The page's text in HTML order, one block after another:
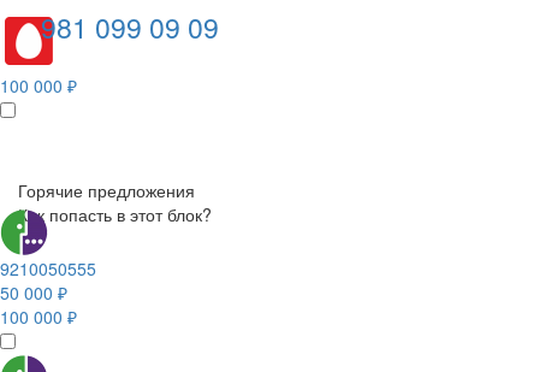
981 099 09 09
100 000 ₽
Горячие предложения
Как попасть в этот блок?
9210050555
50 000 ₽
100 000 ₽